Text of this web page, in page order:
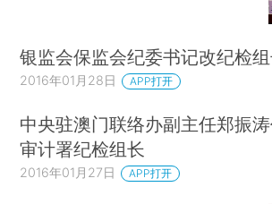
银监会保监会纪委书记改纪检
2016年01月28日 APP打开
中央驻澳门联络办副主任郑振
审计署纪检组长
2016年01月27日 APP打开